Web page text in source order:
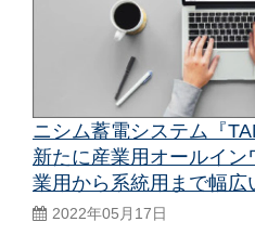
ニシム蓄電システム『
新たに産業用オールイ
業用から系統用まで幅
システムを提供－
2022年05月17日